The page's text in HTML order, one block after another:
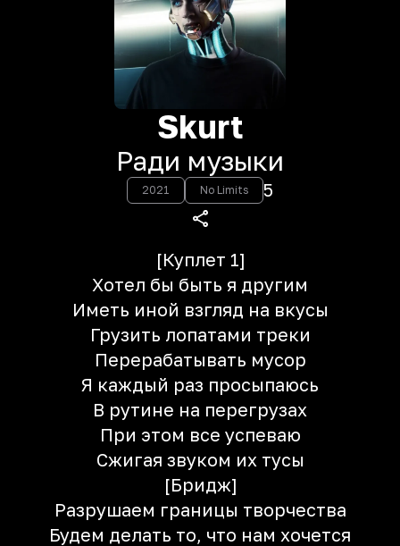
Skurt
Ради музыки
2021 No Limits 5
[Куплет 1]
Хотел бы быть я другим
Иметь иной взгляд на вкусы
Грузить лопатами треки
Перерабатывать мусор
Я каждый раз просыпаюсь
В рутине на перегрузах
При этом все успеваю
Сжигая звуком их тусы
[Бридж]
Разрушаем границы творчества
Будем делать то, что нам хочется